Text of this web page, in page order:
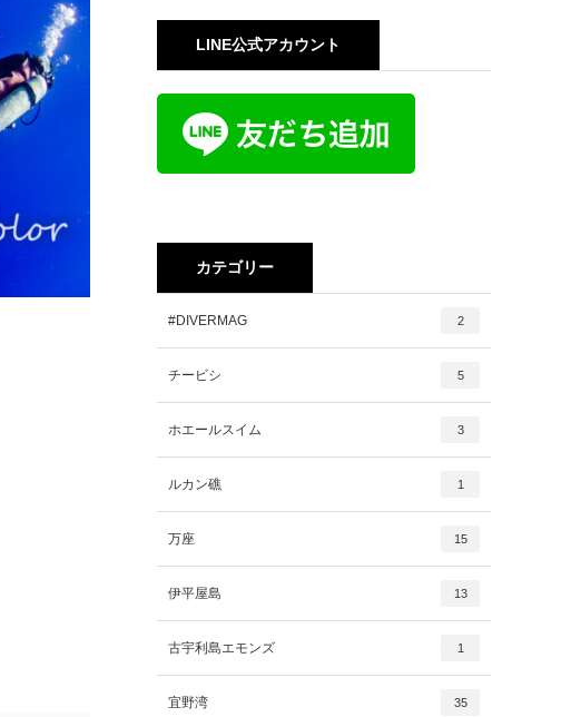
LINE公式アカウント
カテゴリー
#DIVERMAG 2
チービシ 5
ホエールスイム 3
ルカン礁 1
万座 15
伊平屋島 13
古宇利島エモンズ 1
宜野湾 35